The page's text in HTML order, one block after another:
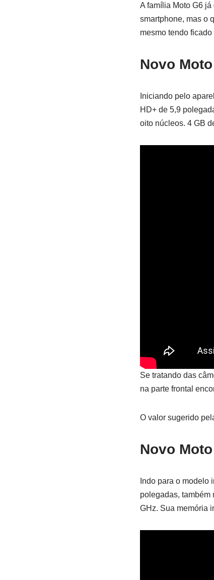
A família Moto G6
smartphone, mas o
mesmo tendo
Novo
Iniciando pelo
HD+ de 5,9
oito núcleos. 4 GB
Se tratando das
na parte frontal
O valor sugerido
Novo
Indo para o modelo
polegadas, também
GHz. Sua memória